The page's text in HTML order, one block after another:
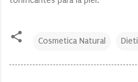
Cosmetica Natural